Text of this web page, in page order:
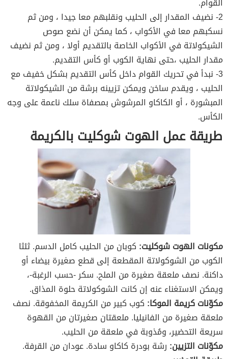
2- نضيف المقدار إلى الحليب ونقلبهم معا جيدا ، ومن ثم
نسكبهم معا في الأكواب ، كما يمكن أن نضع صوص
الشيكولاتة في الأكواب الخاصة بالتقديم أولا ، ومن ثم نضيف
مقدار الحليب ،حتى نهاية الكوب أو كأس التقديم.
3- نبدأ في تحريك القوام داخل كأس التقديم بشكل خفيف مع
الحليب ، ويقدم ساخن ويمكن تزيينه برشة من الشيكولاتة
المبشورة ، أو الكاكاو المرشوش بمصفاة سلك ناعمة على وجه
الكأس.
طريقة عمل الهوت شوكليت بالكريمة
مكونات الهوت شوكليت: كوبان من الحليب كامل الدسم. ثلثا
الكوب من الشوكولاتة المقطعة إلى قطع صغيرة بيضاء أو
داكنة. نصف ملعقة صغيرة من الملح. سكر -حسب الرغبة-،
ويمكن الاستغناء عنه إن كانت الشوكولاتة حلوة المذاق.
مكوّنات كريمة الموكا: كوب كبير من الكريمة المخفوقة. نصف
ملعقة صغيرة من الفانيليا. ملعقتان صغيرتان من القهوة
سريعة التحضير، ومُذوبة في ملعقة من الحليب.
مكوّنات التزيين: رشة بودرة كاكاو سادة. عودان من القرفة.